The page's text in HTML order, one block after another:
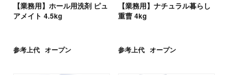
【業務用】ホール用洗剤 ピュ
アメイト 4.5kg
参考上代 オープン
【業務用】ナチュラル暮らし
重曹 4kg
参考上代 オープン